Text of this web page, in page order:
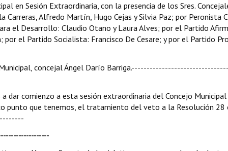
en Sesión Extraordinaria, con la presencia de los Sres.
Alfredo Martín, Hugo Cejas y Silvia Paz; por Peronista
el Desarrollo: Claudio Otano y Laura Alves; por el Partido
el Partido Socialista: Francisco De Cesare; y por el Partido
Municipal, concejal Ángel Darío
a dar comienzo a esta sesión extraordinaria del Concejo
punto que tenemos, el tratamiento del veto a la Resolución 28